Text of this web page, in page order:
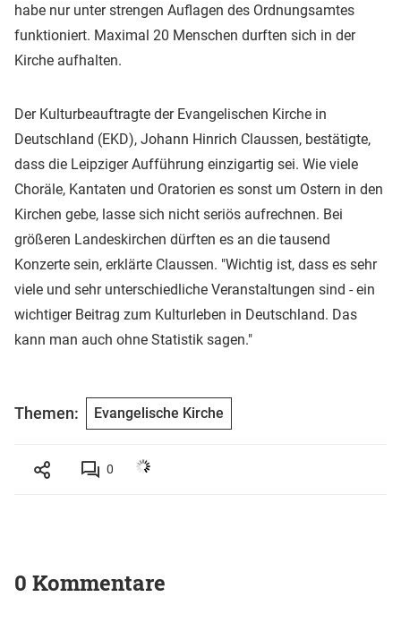
habe nur unter strengen Auflagen des Ordnungsamtes
funktioniert. Maximal 20 Menschen durften sich in der
Kirche aufhalten.
Der Kulturbeauftragte der Evangelischen Kirche in
Deutschland (EKD), Johann Hinrich Claussen, bestätigte,
dass die Leipziger Aufführung einzigartig sei. Wie viele
Choräle, Kantaten und Oratorien es sonst um Ostern in den
Kirchen gebe, lasse sich nicht seriös aufrechnen. Bei
größeren Landeskirchen dürften es an die tausend
Konzerte sein, erklärte Claussen. "Wichtig ist, dass es sehr
viele und sehr unterschiedliche Veranstaltungen sind - ein
wichtiger Beitrag zum Kulturleben in Deutschland. Das
kann man auch ohne Statistik sagen."
Themen: Evangelische Kirche
0
0 Kommentare